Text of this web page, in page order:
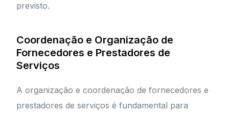
previsto.
Coordenação e Organização de
Fornecedores e Prestadores de
Serviços
A organização e coordenação de fornecedores e
prestadores de serviços é fundamental para